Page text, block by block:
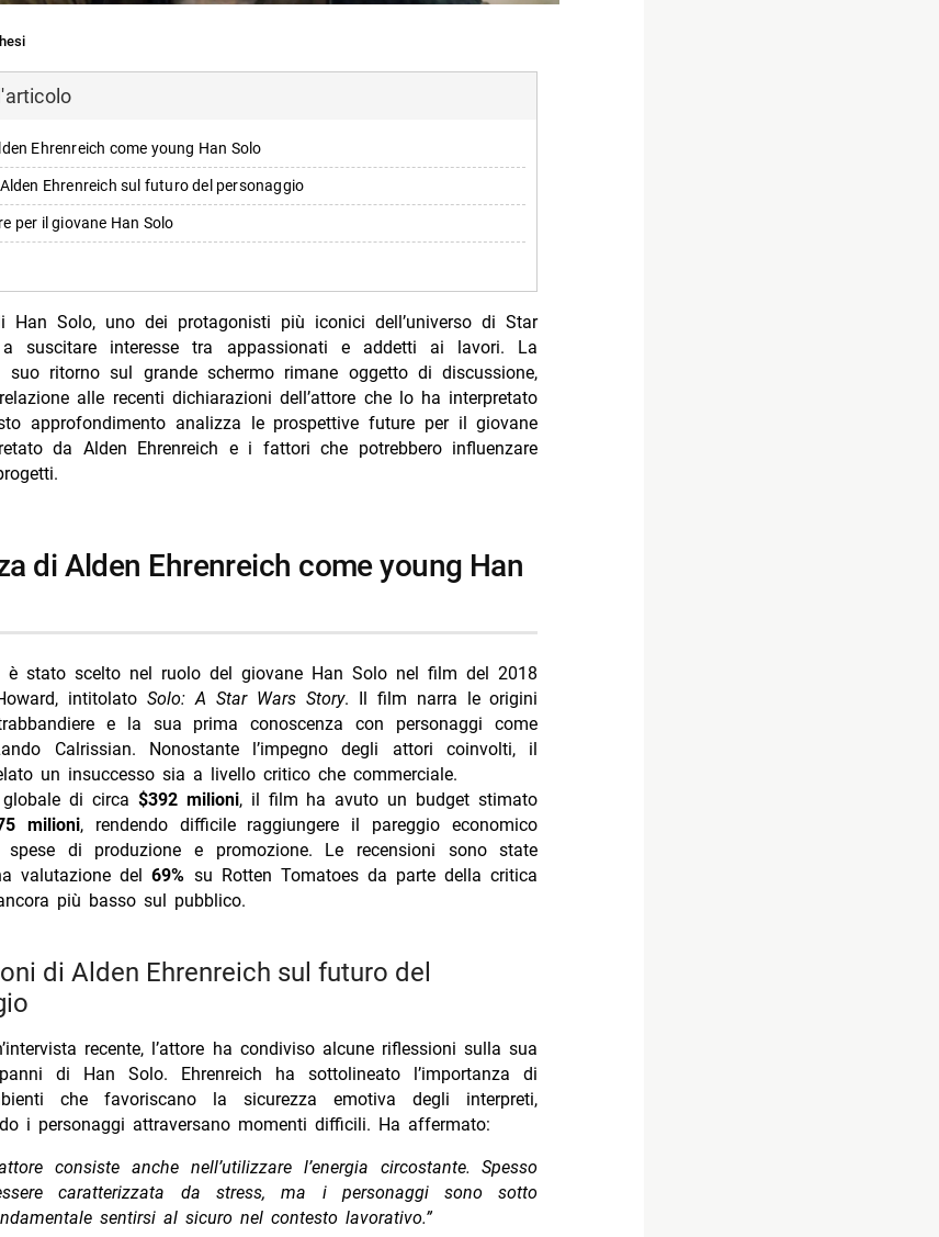
Ehrenreich come young Han Solo
Ehrenreich sul futuro del personaggio
per il giovane Han Solo
riconferma di Alden Ehrenreich
the shark
risposta
seconda stagione dal 3 settembre
Mirror: arriva su Disney+
Disney+ dal 6/8
Plus agosto 2026: 5 titoli top
Han Solo, uno dei protagonisti più iconici dell’universo di Star
a suscitare interesse tra appassionati e addetti ai lavori. La
ritorno sul grande schermo rimane oggetto di discussione,
alle recenti dichiarazioni dell’attore che lo ha interpretato
approfondimento analizza le prospettive future per il giovane
da Alden Ehrenreich e i fattori che potrebbero influenzare
è stato scelto nel ruolo del giovane Han Solo nel film del 2018
intitolatoSolo: A Star Wars Story. Il film narra le origini
e la sua prima conoscenza con personaggi come
Calrissian. Nonostante l’impegno degli attori coinvolti, il
un insuccesso sia a livello critico che commerciale.
di circa $392 milioni, il film ha avuto un budget stimato
milioni, rendendo difficile raggiungere il pareggio economico
spese di produzione e promozione. Le recensioni sono state
valutazione del69% su Rotten Tomatoes da parte della critica
più basso sul pubblico.
recente, l’attore ha condiviso alcune riflessioni sulla sua
di Han Solo. Ehrenreich ha sottolineato l’importanza di
che favoriscano la sicurezza emotiva degli interpreti,
i personaggi attraversano momenti difficili. Ha affermato:
consiste anche nell’utilizzare l’energia circostante. Spesso
caratterizzata da stress, ma i personaggi sono sotto
sentirsi al sicuro nel contesto lavorativo.”